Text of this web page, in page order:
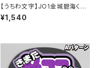
【うちわ文字】JO1金城碧海くん
⑤ Smileスマイル 即納 【JO1】
¥1,540